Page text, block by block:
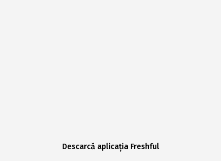
Descarcă aplicația Freshful